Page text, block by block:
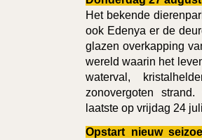
Het bekende
ook Edenya er de
glazen overkapping
wereld waarin het
waterval,
zonovergoten
laatste op vrijdag 24
Opstart nieuw